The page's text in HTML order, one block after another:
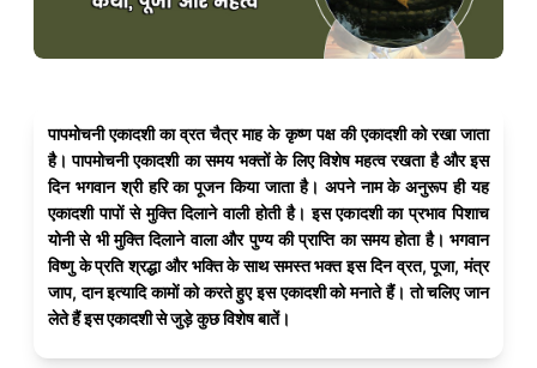
पापमोचनी एकादशी का व्रत चैत्र माह के कृष्ण पक्ष की एकादशी को रखा जाता
है। पापमोचनी एकादशी का समय भक्तों के लिए विशेष महत्व रखता है और इस
दिन भगवान श्री हरि का पूजन किया जाता है। अपने नाम के अनुरूप ही यह
एकादशी पापों से मुक्ति दिलाने वाली होती है। इस एकादशी का प्रभाव पिशाच
योनी से भी मुक्ति दिलाने वाला और पुण्य की प्राप्ति का समय होता है। भगवान
विष्णु के प्रति श्रद्धा और भक्ति के साथ समस्त भक्त इस दिन व्रत, पूजा, मंत्र
जाप, दान इत्यादि कामों को करते हुए इस एकादशी को मनाते हैं। तो चलिए जान
लेते हैं इस एकादशी से जुड़े कुछ विशेष बातें।